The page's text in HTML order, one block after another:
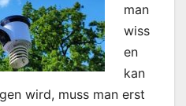
man
wiss
en
kan
wird, muss man erst